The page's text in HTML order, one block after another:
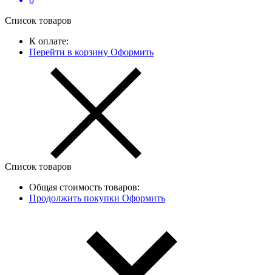
Список товаров
К оплате:
Перейти в корзину Оформить
Список товаров
Общая стоимость товаров:
Продолжить покупки Оформить